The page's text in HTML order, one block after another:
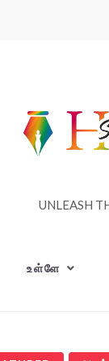
UNLEASH
உள்ளே